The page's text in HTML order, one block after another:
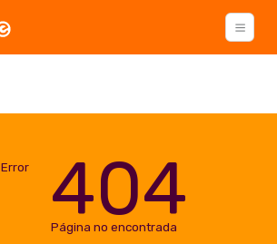
Error 404
Página no encontrada